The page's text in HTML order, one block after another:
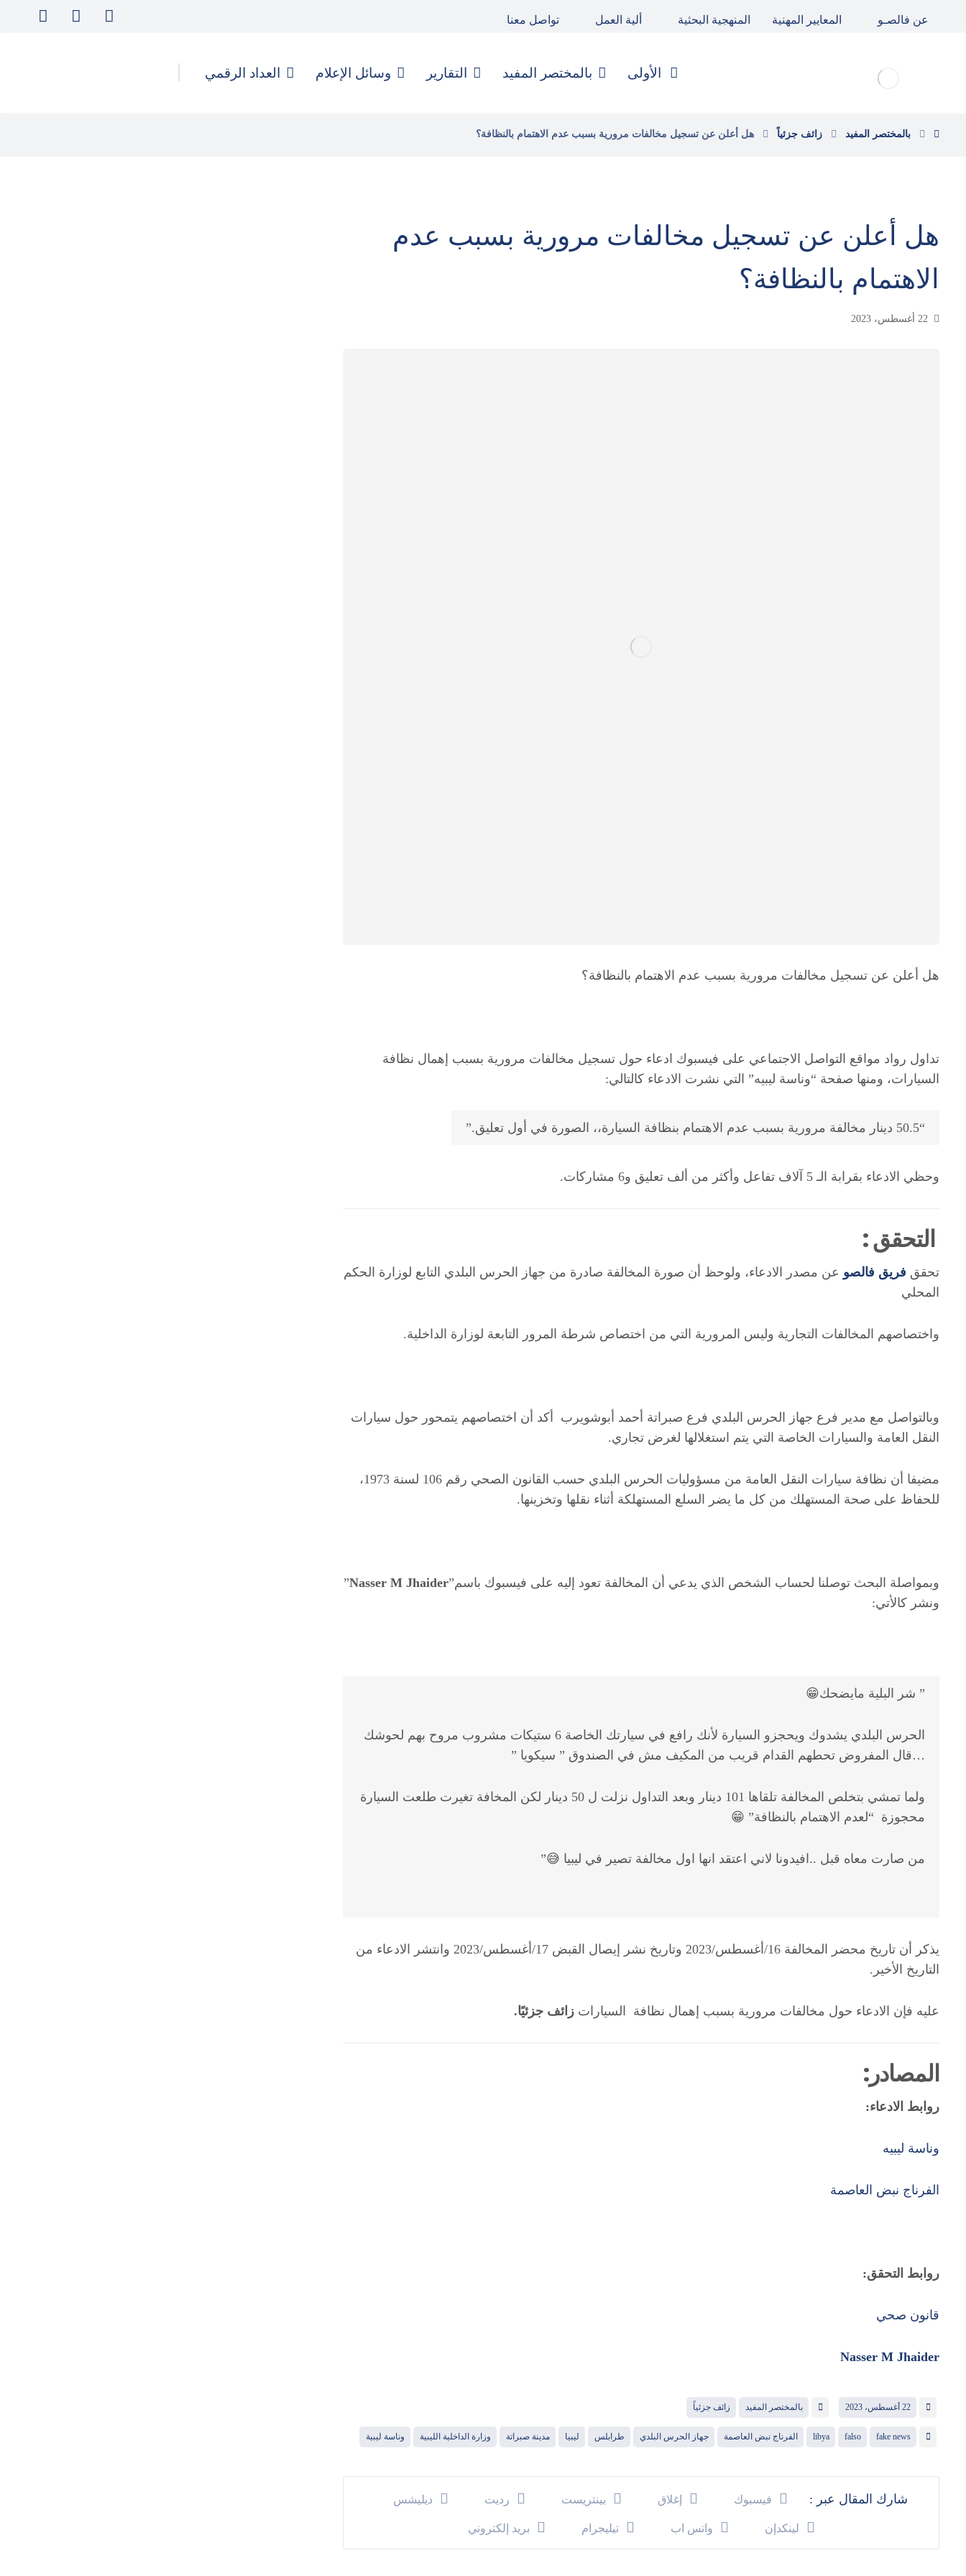
عن فالصـو المعايير المهنية المنهجية البحثية ألية العمل تواصل معنا
الأولى بالمختصر المفيد التقارير وسائل الإعلام العداد الرقمي
بالمختصر المفيد زائف جزئياً هل أعلن عن تسجيل مخالفات مرورية بسبب عدم الاهتمام بالنظافة؟
هل أعلن عن تسجيل مخالفات مرورية بسبب عدم
الاهتمام بالنظافة؟
22 أغسطس، 2023
هل أعلن عن تسجيل مخالفات مرورية بسبب عدم الاهتمام بالنظافة؟
تداول رواد مواقع التواصل الاجتماعي على فيسبوك ادعاء حول تسجيل مخالفات مرورية بسبب إهمال نظافة
السيارات، ومنها صفحة “وناسة ليبيه” التي نشرت الادعاء كالتالي:
“50.5 دينار مخالفة مرورية بسبب عدم الاهتمام بنظافة السيارة،، الصورة في أول تعليق.”
وحظي الادعاء بقرابة الـ 5 آلاف تفاعل وأكثر من ألف تعليق و6 مشاركات.
التحقق :
تحقق فريق فالصو عن مصدر الادعاء، ولوحظ أن صورة المخالفة صادرة من جهاز الحرس البلدي التابع لوزارة الحكم
المحلي
واختصاصهم المخالفات التجارية وليس المرورية التي من اختصاص شرطة المرور التابعة لوزارة الداخلية.
وبالتواصل مع مدير فرع جهاز الحرس البلدي فرع صبراتة أحمد أبوشويرب أكد أن اختصاصهم يتمحور حول سيارات
النقل العامة والسيارات الخاصة التي يتم استغلالها لغرض تجاري.
مضيفا أن نظافة سيارات النقل العامة من مسؤوليات الحرس البلدي حسب القانون الصحي رقم 106 لسنة 1973،
للحفاظ على صحة المستهلك من كل ما يضر السلع المستهلكة أثناء نقلها وتخزينها.
وبمواصلة البحث توصلنا لحساب الشخص الذي يدعي أن المخالفة تعود إليه على فيسبوك باسم”Nasser M Jhaider
”
ونشر كالأتي:
” شر البلية مايضحك😁
الحرس البلدي يشدوك ويحجزو السيارة لأنك رافع في سيارتك الخاصة 6 ستيكات مشروب مروح بهم لحوشك
…قال المفروض تحطهم القدام قريب من المكيف مش في الصندوق ” سيكويا ”
ولما تمشي بتخلص المخالفة تلقاها 101 دينار وبعد التداول نزلت ل 50 دينار لكن المخافة تغيرت طلعت السيارة
محجوزة “لعدم الاهتمام بالنظافة” 😁
من صارت معاه قبل ..افيدونا لاني اعتقد انها اول مخالفة تصير في ليبيا 😅”
يذكر أن تاريخ محضر المخالفة 16/أغسطس/2023 وتاريخ نشر إيصال القبض 17/أغسطس/2023 وانتشر الادعاء من
التاريخ الأخير.
عليه فإن الادعاء حول مخالفات مرورية بسبب إهمال نظافة السيارات زائف جزئيًا.
المصادر:
روابط الادعاء:
وناسة ليبيه
الفرناج نبض العاصمة
روابط التحقق:
قانون صحي
Nasser M Jhaider
22 أغسطس، 2023 بالمختصر المفيد زائف جزئياً
fake news
falso
libya الفرناج نبض العاصمة جهاز الحرس البلدي طرابلس ليبيا مدينة صبراتة وزارة الداخلية الليبية وناسة ليبية
فيسبوك إغلاق بينتريست رديت ديليشس
لينكدإن واتس اب تيليجرام بريد إلكتروني